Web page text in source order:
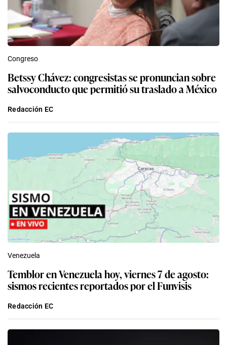
Congreso
Betssy Chávez: congresistas se pronuncian sobre
salvoconducto que permitió su traslado a México
Redacción EC
Venezuela
Temblor en Venezuela hoy, viernes 7 de agosto:
sismos recientes reportados por el Funvisis
Redacción EC